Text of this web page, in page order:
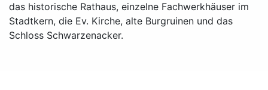
das historische Rathaus, einzelne Fachwerkhäuser im
Stadtkern, die Ev. Kirche, alte Burgruinen und das
Schloss Schwarzenacker.